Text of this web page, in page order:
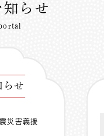
知らせ
らせ
災害義援